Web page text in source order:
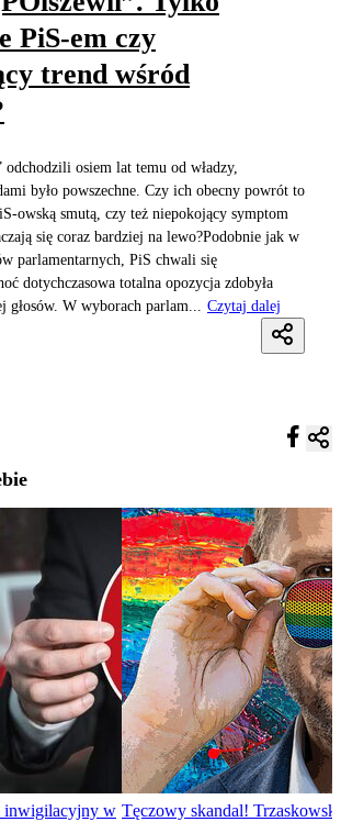
PiS-em czy
trend wśród
odchodzili osiem lat temu od władzy,
było powszechne. Czy ich obecny powrót to
owską smutą, czy też niepokojący symptom
się coraz bardziej na lewo?Podobnie jak w
parlamentarnych, PiS chwali się
dotychczasowa totalna opozycja zdobyła
głosów. W wyborach parlam... Czytaj dalej
inwigilacyjny w Tęczowy skandal! Trzaskowski